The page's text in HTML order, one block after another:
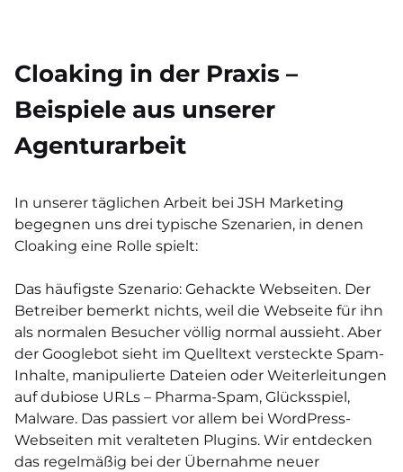
Cloaking in der Praxis –
Beispiele aus unserer
Agenturarbeit
In unserer täglichen Arbeit bei JSH Marketing
begegnen uns drei typische Szenarien, in denen
Cloaking eine Rolle spielt:
Das häufigste Szenario: Gehackte Webseiten. Der
Betreiber bemerkt nichts, weil die Webseite für ihn
als normalen Besucher völlig normal aussieht. Aber
der Googlebot sieht im Quelltext versteckte Spam-
Inhalte, manipulierte Dateien oder Weiterleitungen
auf dubiose URLs – Pharma-Spam, Glücksspiel,
Malware. Das passiert vor allem bei WordPress-
Webseiten mit veralteten Plugins. Wir entdecken
das regelmäßig bei der Übernahme neuer